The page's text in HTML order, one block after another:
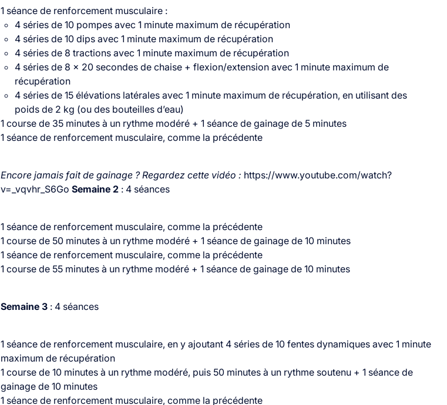
1 séance de renforcement musculaire :
4 séries de 10 pompes avec 1 minute maximum de récupération
4 séries de 10 dips avec 1 minute maximum de récupération
4 séries de 8 tractions avec 1 minute maximum de récupération
4 séries de 8 x 20 secondes de chaise + flexion/extension avec 1 minute maximum de
récupération
4 séries de 15 élévations latérales avec 1 minute maximum de récupération, en utilisant des
poids de 2 kg (ou des bouteilles d’eau)
1 course de 35 minutes à un rythme modéré + 1 séance de gainage de 5 minutes
1 séance de renforcement musculaire, comme la précédente
Encore jamais fait de gainage ? Regardez cette vidéo : https://www.youtube.com/watch?
v=_vqvhr_S6Go Semaine 2 : 4 séances
1 séance de renforcement musculaire, comme la précédente
1 course de 50 minutes à un rythme modéré + 1 séance de gainage de 10 minutes
1 séance de renforcement musculaire, comme la précédente
1 course de 55 minutes à un rythme modéré + 1 séance de gainage de 10 minutes
Semaine 3 : 4 séances
1 séance de renforcement musculaire, en y ajoutant 4 séries de 10 fentes dynamiques avec 1 minute
maximum de récupération
1 course de 10 minutes à un rythme modéré, puis 50 minutes à un rythme soutenu + 1 séance de
gainage de 10 minutes
1 séance de renforcement musculaire, comme la précédente